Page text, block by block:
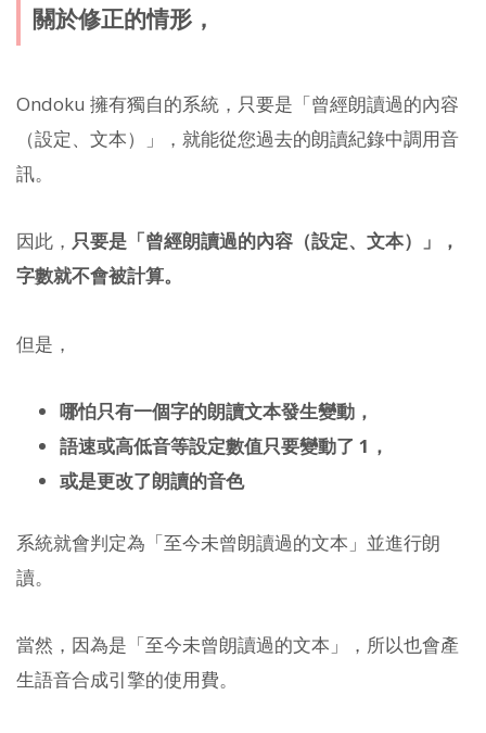
關於修正的情形，
Ondoku 擁有獨自的系統，只要是「曾經朗讀過的內容
（設定、文本）」，就能從您過去的朗讀紀錄中調用音
訊。
因此， 只要是「曾經朗讀過的內容（設定、文本）」，
字數就不會被計算。
但是，
哪怕只有一個字的朗讀文本發生變動，
語速或高低音等設定數值只要變動了 1，
或是更改了朗讀的音色
系統就會判定為「至今未曾朗讀過的文本」並進行朗
讀。
當然，因為是「至今未曾朗讀過的文本」，所以也會產
生語音合成引擎的使用費。